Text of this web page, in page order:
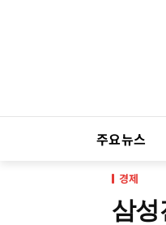
주요뉴스
경제
삼성